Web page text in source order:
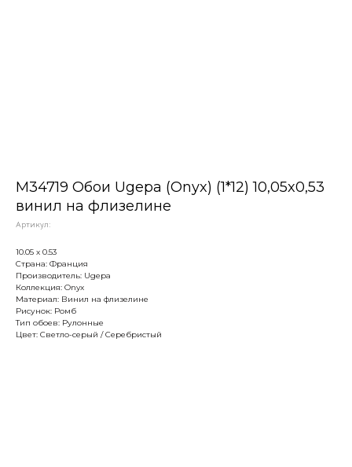
M34719 Обои Ugepa (Onyx) (1*12) 10,05x0,53
винил на флизелине
Артикул:
10.05 х 0.53
Страна: Франция
Производитель: Ugepa
Коллекция: Onyx
Материал: Винил на флизелине
Рисунок: Ромб
Тип обоев: Рулонные
Цвет: Светло-серый / Серебристый